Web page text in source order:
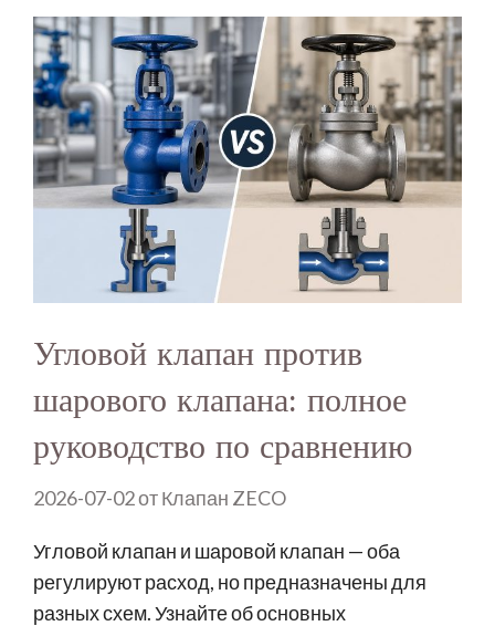
Угловой клапан против
шарового клапана: полное
руководство по сравнению
2026-07-02отКлапан ZECO
Угловой клапан и шаровой клапан — оба
регулируют расход, но предназначены для
разных схем. Узнайте об основных